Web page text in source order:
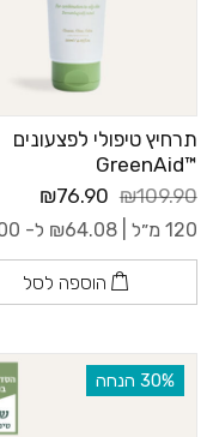
תרחיץ טיפולי לפצעונים
™GreenAid
₪109.90
₪76.90
120 מ״ל | ₪64.08 ל- 100 מ"ל
הוספה לסל
‫30% הנחה